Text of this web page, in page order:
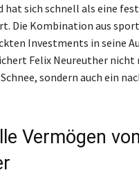
hat sich schnell als eine
Die Kombination aus
Investments in seine
Felix Neureuther nicht
sondern auch ein
Vermögen